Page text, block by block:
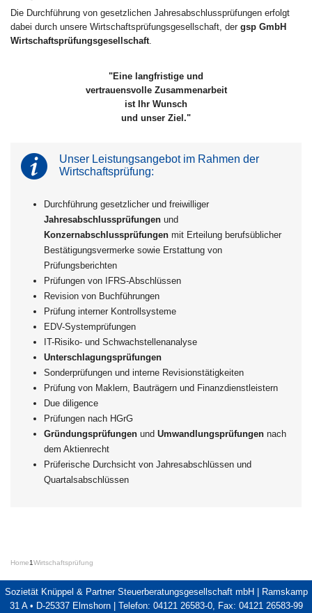
Die Durchführung von gesetzlichen Jahresabschlussprüfungen erfolgt
dabei durch unsere Wirtschaftsprüfungsgesellschaft, der gsp GmbH
Wirtschaftsprüfungsgesellschaft.
"Eine langfristige und
vertrauensvolle Zusammenarbeit
ist Ihr Wunsch
und unser Ziel."
Unser Leistungsangebot im Rahmen der
Wirtschaftsprüfung:
Durchführung gesetzlicher und freiwilliger
Jahresabschlussprüfungenund
Konzernabschlussprüfungenmit Erteilung berufsüblicher
Bestätigungsvermerke sowie Erstattung von
Prüfungsberichten
Prüfungen von IFRS-Abschlüssen
Revision von Buchführungen
Prüfung interner Kontrollsysteme
EDV-Systemprüfungen
IT-Risiko- und Schwachstellenanalyse
Unterschlagungsprüfungen
Sonderprüfungen und interne Revisionstätigkeiten
Prüfung von Maklern, Bauträgern und Finanzdienstleistern
Due diligence
Prüfungen nach HGrG
Gründungsprüfungenund Umwandlungsprüfungennach
dem Aktienrecht
Prüferische Durchsicht von Jahresabschlüssen und
Quartalsabschlüssen
Home1Wirtschaftsprüfung
Sozietät Knüppel & Partner Steuerberatungsgesellschaft mbH | Ramskamp
31 A • D-25337 Elmshorn | Telefon: 04121 26583-0, Fax: 04121 26583-99